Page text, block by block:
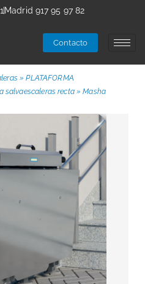
Madrid 917 95 97 82
Contacto
»PLATAFORMA
salvaescaleras recta»Masha